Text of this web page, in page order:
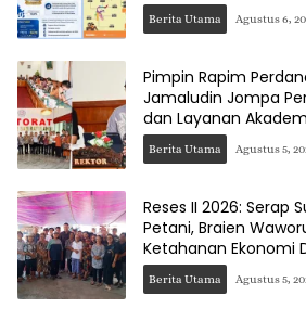
Berita Utama Agustus 6,
Pimpin Rapim
Jamaludin Jompa
dan Layanan
Berita Utama Agustus 5,
Reses II 2026: Serap
Petani, Braien
Ketahanan Ekonomi
Berita Utama Agustus 5,